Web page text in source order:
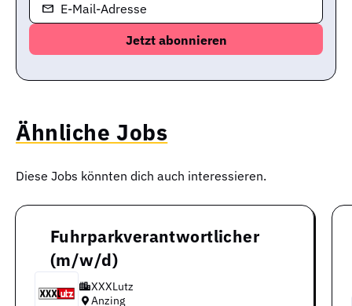
E-Mail-Adresse
Ähnliche Jobs
Diese Jobs könnten dich auch interessieren.
Fuhrparkverantwortlicher
(m/w/d)
XXXLutz
Anzing